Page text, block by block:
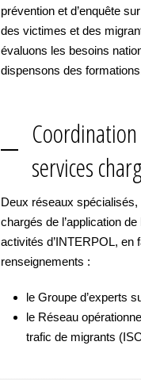
prévention et d’enquête
des victimes et des
évaluons les besoins
dispensons des
services
Deux réseaux
chargés de l’application
activités d’INTERPOL, en
renseignements :
le Groupe d’experts
le Réseau
trafic de migrants